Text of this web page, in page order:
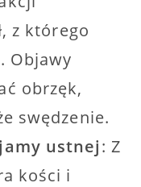
z którego
Objawy
obrzęk,
swędzenie.
ustnej: Z
kości i